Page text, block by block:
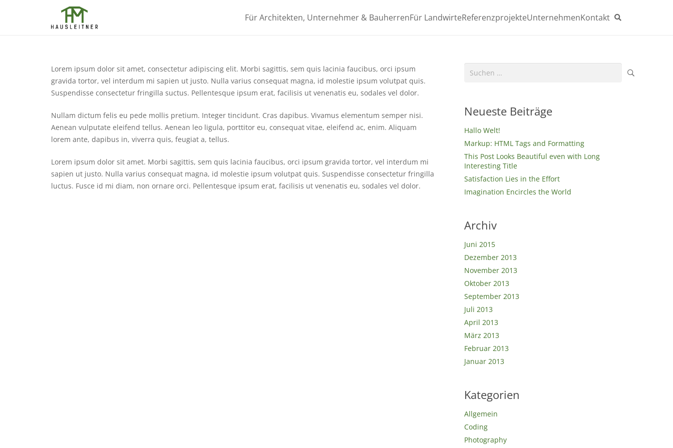
Für Architekten, Unternehmer & BauherrenFür LandwirteReferenzprojekteUnternehmenKontakt
Lorem ipsum dolor sit amet, consectetur adipiscing elit. Morbi sagittis, sem quis lacinia faucibus, orci ipsum
gravida tortor, vel interdum mi sapien ut justo. Nulla varius consequat magna, id molestie ipsum volutpat quis.
Suspendisse consectetur fringilla suctus. Pellentesque ipsum erat, facilisis ut venenatis eu, sodales vel dolor.
Nullam dictum felis eu pede mollis pretium. Integer tincidunt. Cras dapibus. Vivamus elementum semper nisi.
Aenean vulputate eleifend tellus. Aenean leo ligula, porttitor eu, consequat vitae, eleifend ac, enim. Aliquam
lorem ante, dapibus in, viverra quis, feugiat a, tellus.
Lorem ipsum dolor sit amet. Morbi sagittis, sem quis lacinia faucibus, orci ipsum gravida tortor, vel interdum mi
sapien ut justo. Nulla varius consequat magna, id molestie ipsum volutpat quis. Suspendisse consectetur fringilla
luctus. Fusce id mi diam, non ornare orci. Pellentesque ipsum erat, facilisis ut venenatis eu, sodales vel dolor.
Suchen
Neueste Beiträge
Hallo Welt!
Markup: HTML Tags and Formatting
This Post Looks Beautiful even with Long
Interesting Title
Satisfaction Lies in the Effort
Imagination Encircles the World
Archiv
Juni 2015
Dezember 2013
November 2013
Oktober 2013
September 2013
Juli 2013
April 2013
März 2013
Februar 2013
Januar 2013
Kategorien
Allgemein
Coding
Photography